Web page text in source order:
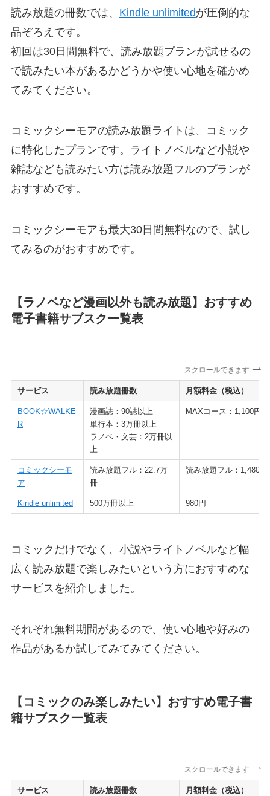
読み放題の冊数では、 Kindle unlimitedが圧倒的な
品ぞろえです。
初回は30日間無料で、読み放題プランが試せるの
で読みたい本があるかどうかや使い心地を確かめ
てみてください。
コミックシーモアの読み放題ライトは、コミック
に特化したプランです。ライトノベルなど小説や
雑誌なども読みたい方は読み放題フルのプランが
おすすめです。
コミックシーモアも最大30日間無料なので、試し
てみるのがおすすめです。
【ラノベなど漫画以外も読み放題】おすすめ
電子書籍サブスク一覧表
スクロールできます
サービス 読み放題冊数 月額料金（税込）
BOOK☆WALKE
R
漫画誌：90誌以上
単行本：3万冊以上
ラノベ・文芸：2万冊以
上
MAXコース：1,100円
コミックシーモ
ア
読み放題フル：22.7万
冊
読み放題フル：1,480円
Kindle unlimited 500万冊以上 980円
コミックだけでなく、小説やライトノベルなど幅
広く読み放題で楽しみたいという方におすすめな
サービスを紹介しました。
それぞれ無料期間があるので、使い心地や好みの
作品があるか試してみてみてください。
【コミックのみ楽しみたい】おすすめ電子書
籍サブスク一覧表
スクロールできます
サービス 読み放題冊数 月額料金（税込）